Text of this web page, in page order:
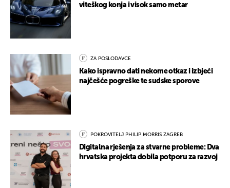
viteškog konja i visok samo metar
ZA POSLODAVCE
Kako ispravno dati nekome otkaz i izbjeći
najčešće pogreške te sudske sporove
POKROVITELJ PHILIP MORRIS ZAGREB
Digitalna rješenja za stvarne probleme: Dva
hrvatska projekta dobila potporu za razvoj